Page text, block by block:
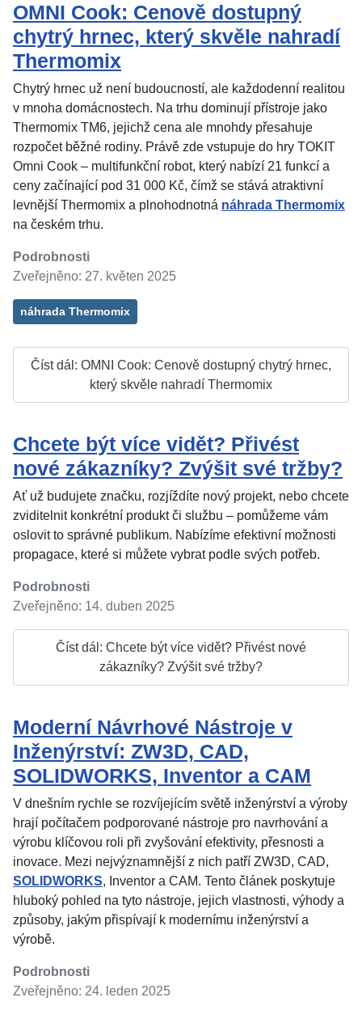
OMNI Cook: Cenově dostupný
chytrý hrnec, který skvěle nahradí
Thermomix
Chytrý hrnec už není budoucností, ale každodenní realitou
v mnoha domácnostech. Na trhu dominují přístroje jako
Thermomix TM6, jejichž cena ale mnohdy přesahuje
rozpočet běžné rodiny. Právě zde vstupuje do hry TOKIT
Omni Cook – multifunkční robot, který nabízí 21 funkcí a
ceny začínající pod 31 000 Kč, čímž se stává atraktivní
levnější Thermomix a plnohodnotná náhrada Thermomix
na českém trhu.
Podrobnosti
Zveřejněno: 27. květen 2025
náhrada Thermomix
Číst dál: OMNI Cook: Cenově dostupný chytrý hrnec,
který skvěle nahradí Thermomix
Chcete být více vidět? Přivést
nové zákazníky? Zvýšit své tržby?
Ať už budujete značku, rozjíždíte nový projekt, nebo chcete
zviditelnit konkrétní produkt či službu – pomůžeme vám
oslovit to správné publikum. Nabízíme efektivní možnosti
propagace, které si můžete vybrat podle svých potřeb.
Podrobnosti
Zveřejněno: 14. duben 2025
Číst dál: Chcete být více vidět? Přivést nové
zákazníky? Zvýšit své tržby?
Moderní Návrhové Nástroje v
Inženýrství: ZW3D, CAD,
SOLIDWORKS, Inventor a CAM
V dnešním rychle se rozvíjejícím světě inženýrství a výroby
hrají počítačem podporované nástroje pro navrhování a
výrobu klíčovou roli při zvyšování efektivity, přesnosti a
inovace. Mezi nejvýznamnější z nich patří ZW3D, CAD,
SOLIDWORKS, Inventor a CAM. Tento článek poskytuje
hluboký pohled na tyto nástroje, jejich vlastnosti, výhody a
způsoby, jakým přispívají k modernímu inženýrství a
výrobě.
Podrobnosti
Zveřejněno: 24. leden 2025